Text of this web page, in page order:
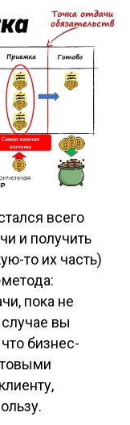
всего
и получить
то их часть)
пока не
вы
бизнес-